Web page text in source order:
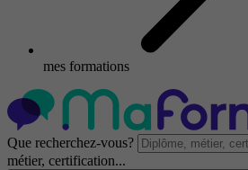
mes formations
Que recherchez-vous?
métier, certification...